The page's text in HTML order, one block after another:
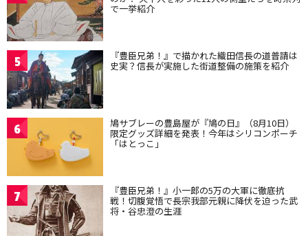
で一挙紹介
5 『豊臣兄弟！』で描かれた織田信長の道普請は
史実？信長が実施した街道整備の施策を紹介
6 鳩サブレーの豊島屋が『鳩の日』（8月10日）
限定グッズ詳細を発表！今年はシリコンポーチ
「はとっこ」
7 『豊臣兄弟！』小一郎の5万の大軍に徹底抗
戦！切腹覚悟で長宗我部元親に降伏を迫った武
将・谷忠澄の生涯